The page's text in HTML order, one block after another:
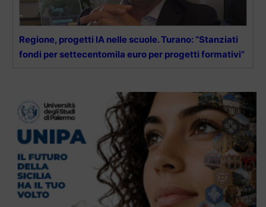
Regione, progetti IA nelle scuole. Turano: “Stanziati
fondi per settecentomila euro per progetti formativi”